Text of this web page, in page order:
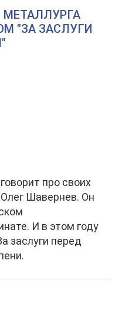
"ЗА ЗАСЛУГИ
про своих
Шавернев. Он
И в этом году
заслуги перед